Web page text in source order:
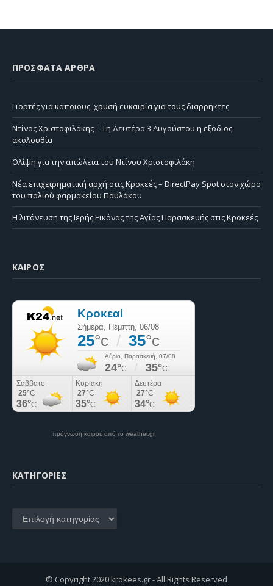
ΠΡΌΣΦΑΤΑ ΆΡΘΡΑ
Γιορτές για κάποιους, χρυσή ευκαιρία για τους διαρρήκτες
Ντίνος Χριστοφιλάκης – Τη Δευτέρα 3 Αυγούστου η εξόδιος
ακολουθία
Θλίψη για την απώλεια του Ντίνου Χριστοφιλάκη
Νέα επιχειρηματική αρχή στις Κροκεές – DirectPay Spot στον χώρο
του παλιού φαρμακείου Παυλάκου
Η λιτάνευση της Ιερής Εικόνας της Αγίας Παρασκευής στις Κροκεές
ΚΑΙΡΌΣ
πρόγνωση καιρού από το weather.gr
KΑΤΗΓΟΡΊΕΣ
Kατηγορίες
© Copyright 2020 krokees.gr - All Rights Reserved